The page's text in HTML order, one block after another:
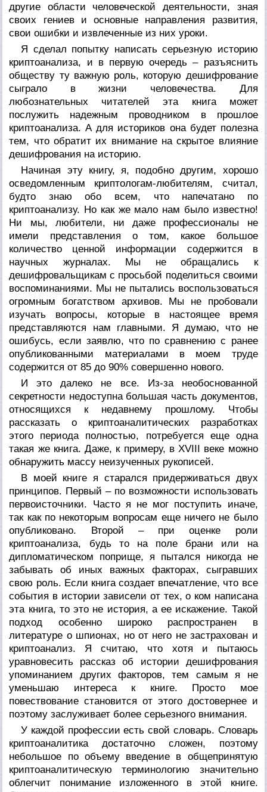
другие области человеческой деятельности, зная
своих гениев и основные направления развития,
свои ошибки и извлеченные из них уроки.
Я сделал попытку написать серьезную историю
криптоанализа, и в первую очередь – разъяснить
обществу ту важную роль, которую дешифрование
сыграло в жизни человечества. Для
любознательных читателей эта книга может
послужить надежным проводником в прошлое
криптоанализа. А для историков она будет полезна
тем, что обратит их внимание на скрытое влияние
дешифрования на историю.
Начиная эту книгу, я, подобно другим, хорошо
осведомленным криптологам-любителям, считал,
будто знаю обо всем, что напечатано по
криптоанализу. Но как же мало нам было известно!
Ни мы, любители, ни даже профессионалы не
имели представления о том, какое большое
количество ценной информации содержится в
научных журналах. Мы не обращались к
дешифровальщикам с просьбой поделиться своими
воспоминаниями. Мы не пытались воспользоваться
огромным богатством архивов. Мы не пробовали
изучать вопросы, которые в настоящее время
представляются нам главными. Я думаю, что не
ошибусь, если заявлю, что по сравнению с ранее
опубликованными материалами в моем труде
содержится от 85 до 90% совершенно нового.
И это далеко не все. Из-за необоснованной
секретности недоступна большая часть документов,
относящихся к недавнему прошлому. Чтобы
рассказать о криптоаналитических разработках
этого периода полностью, потребуется еще одна
такая же книга. Даже, к примеру, в XVIII веке можно
обнаружить массу неизученных рукописей.
В моей книге я старался придерживаться двух
принципов. Первый – по возможности использовать
первоисточники. Часто я не мог поступить иначе,
так как по некоторым вопросам еще ничего не было
опубликовано. Второй – при оценке роли
криптоанализа, будь то на поле брани или на
дипломатическом поприще, я пытался никогда не
забывать об иных важных факторах, сыгравших
свою роль. Если книга создает впечатление, что все
события в истории зависели от тех, о ком написана
эта книга, то это не история, а ее искажение. Такой
подход особенно широко распространен в
литературе о шпионах, но от него не застрахован и
криптоанализ. Я считаю, что хотя и пытаюсь
уравновесить рассказ об истории дешифрования
упоминанием других факторов, тем самым я не
уменьшаю интереса к книге. Просто мое
повествование становится от этого достовернее и
поэтому заслуживает более серьезного внимания.
У каждой профессии есть свой словарь. Словарь
криптоаналитика достаточно сложен, поэтому
небольшое по объему введение в общепринятую
криптоаналитическую терминологию значительно
облегчит понимание изложенного в этой книге.